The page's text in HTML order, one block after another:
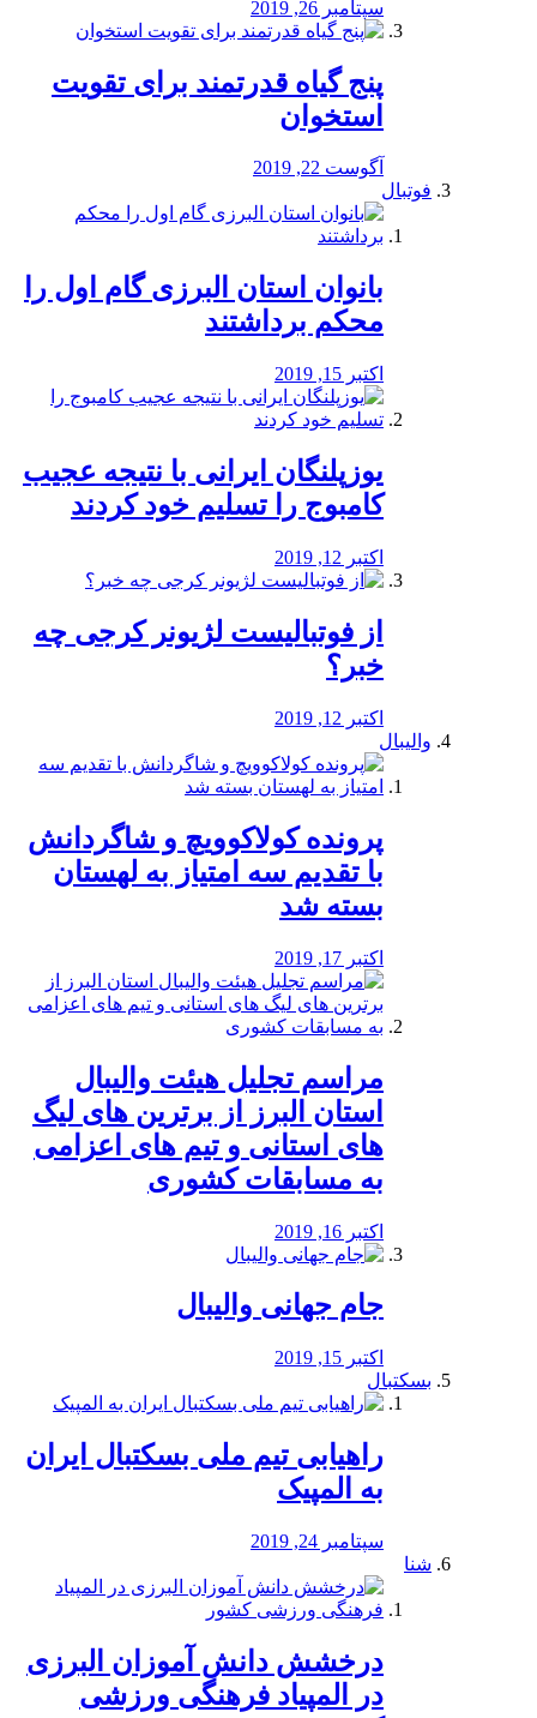
سپتامبر 26, 2019
پنج گیاه قدرتمند برای تقویت
استخوان
آگوست 22, 2019
فوتبال
بانوان استان البرزی گام اول را
محكم برداشتند
اکتبر 15, 2019
یوزپلنگان ایرانی با نتیجه عجیب
کامبوج را تسلیم خود کردند
اکتبر 12, 2019
از فوتبالیست لژیونر کرجی چه
خبر؟
اکتبر 12, 2019
والیبال
پرونده کولاکوویچ و شاگردانش
با تقدیم سه امتیاز به لهستان
بسته شد
اکتبر 17, 2019
مراسم تجلیل هیئت والیبال
استان البرز از برترین های لیگ
های استانی و تیم های اعزامی
به مسابقات کشوری
اکتبر 16, 2019
جام جهانی والیبال
اکتبر 15, 2019
بسکتبال
راهیابی تیم ملی بسکتبال ایران
به المپیک
سپتامبر 24, 2019
شنا
درخشش دانش آموزان البرزی
در المپیاد فرهنگی ورزشی